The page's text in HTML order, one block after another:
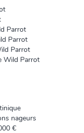
Parrot
Parrot
Parrot
Wild Parrot
nageurs
€